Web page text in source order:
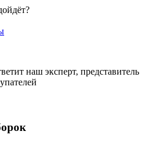
наш эксперт, представитель